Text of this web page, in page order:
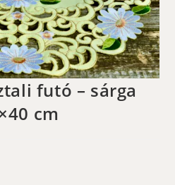
futó – sárga
cm